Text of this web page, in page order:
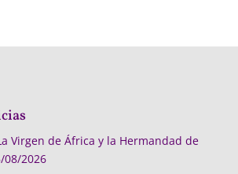
Virgen de África y la Hermandad de
08/2026